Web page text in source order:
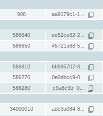
906 aa9179c1-1...
586640 ee52ce62-2...
586650 45721a68-5...
586810 6b595707-8...
586270 0e0dbcc9-0...
586280 c9a6c3bf-0...
34000010 ade3a084-8...